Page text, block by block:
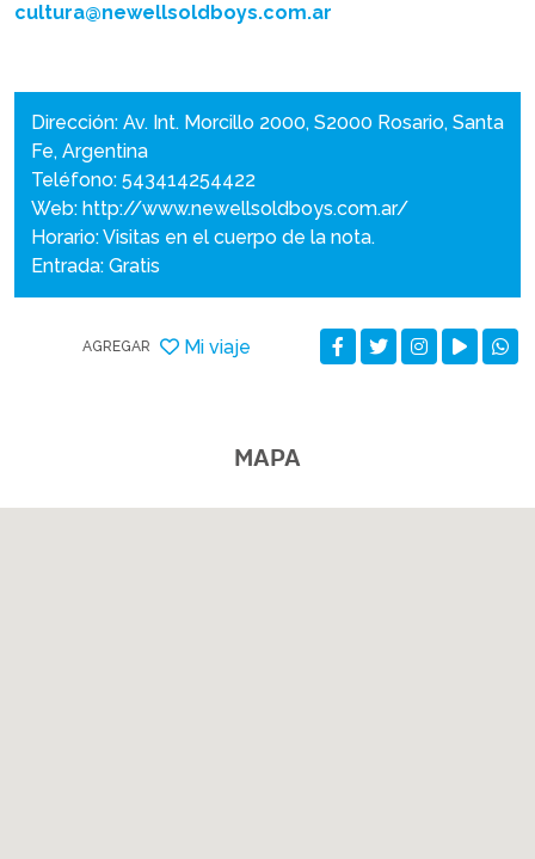
cultura@newellsoldboys.com.ar
Dirección: Av. Int. Morcillo 2000, S2000 Rosario, Santa
Fe, Argentina
Teléfono: 543414254422
Web: http://www.newellsoldboys.com.ar/
Horario: Visitas en el cuerpo de la nota.
Entrada: Gratis
AGREGAR Mi viaje
MAPA